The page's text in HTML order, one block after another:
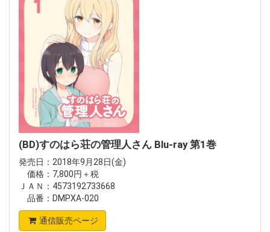
(BD)すのはら荘の管理人さん Blu-ray 第1巻
発売日：2018年9月28日(金)
価格：7,800円＋税
ＪＡＮ：4573192733668
品番：DMPXA-020
通信販売ページ